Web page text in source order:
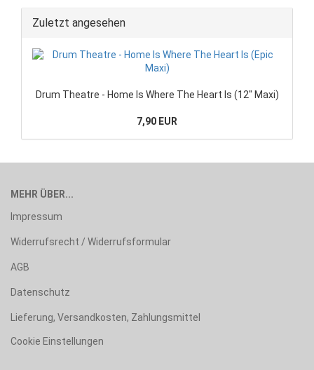
Zuletzt angesehen
Drum Theatre - Home Is Where The Heart Is (12" Maxi)
7,90 EUR
MEHR ÜBER...
Impressum
Widerrufsrecht / Widerrufsformular
AGB
Datenschutz
Lieferung, Versandkosten, Zahlungsmittel
Cookie Einstellungen